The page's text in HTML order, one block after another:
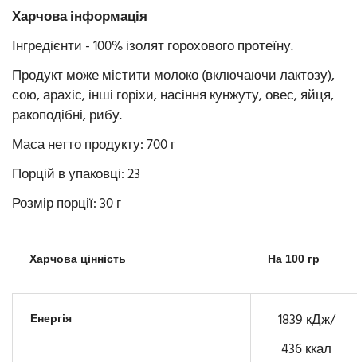
Харчова інформація
Інгредієнти - 100% ізолят горохового протеїну.
Продукт може містити молоко (включаючи лактозу),
сою, арахіс, інші горіхи, насіння кунжуту, овес, яйця,
ракоподібні, рибу.
Маса нетто продукту: 700 г
Порцій в упаковці: 23
Розмір порції: 30 г
Харчова цінність На 100 гр
Енергія
1839 кДж/
436 ккал